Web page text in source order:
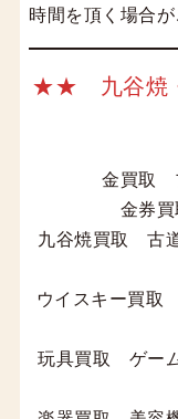
時間を頂く場合が
★★ 九谷焼・
金買取
金券
九谷焼買取 古
ウイスキー買
玩具買取 ゲー